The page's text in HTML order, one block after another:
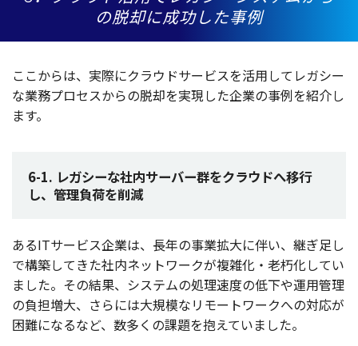
の脱却に成功した事例
ここからは、 実際にクラウドサービスを活用して レガシー
な業務プロセスからの脱却を実現した企業の事例を紹介し
ます。
6-1. レガシーな社内サーバー群をクラウドへ移行
し、管理負荷を削減
あるITサービス企業は、 長年の事業拡大に伴い、継ぎ足し
で構築してきた社内ネットワークが複雑化 ・ 老朽化してい
ました。その結果、 システムの処理速度の低下や運用管理
の負担増大、さらには大規模なリモートワークへの対応が
困難になるなど、 数多くの課題を抱えていました。